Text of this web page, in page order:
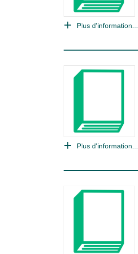
Plus d'information...
Plus d'information...